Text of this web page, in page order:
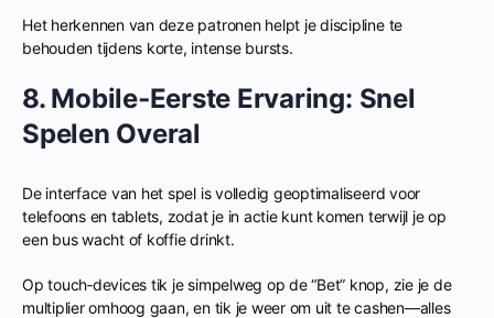
Het herkennen van deze patronen helpt je discipline te
behouden tijdens korte, intense bursts.
8. Mobile‑Eerste Ervaring: Snel
Spelen Overal
De interface van het spel is volledig geoptimaliseerd voor
telefoons en tablets, zodat je in actie kunt komen terwijl je op
een bus wacht of koffie drinkt.
Op touch‑devices tik je simpelweg op de “Bet” knop, zie je de
multiplier omhoog gaan, en tik je weer om uit te cashen—alles